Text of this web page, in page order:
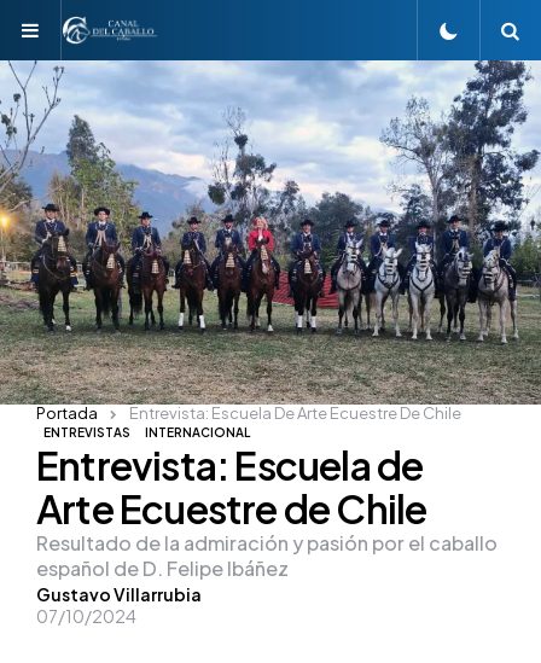
Menu
ENTREVISTAS INTERNACIONAL
Entrevista: Escuela de
Arte Ecuestre de Chile
Posted
by
Gustavo Villarrubia
07/10/2024
Resultado de la admiración y pasión por el caballo
español de D. Felipe Ibáñez
Portada Entrevista: Escuela De Arte Ecuestre De Chile